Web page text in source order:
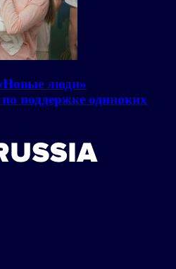
люди»
поддержке одиноких